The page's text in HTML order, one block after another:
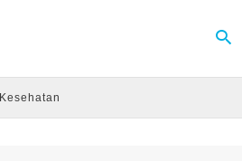
Kesehatan